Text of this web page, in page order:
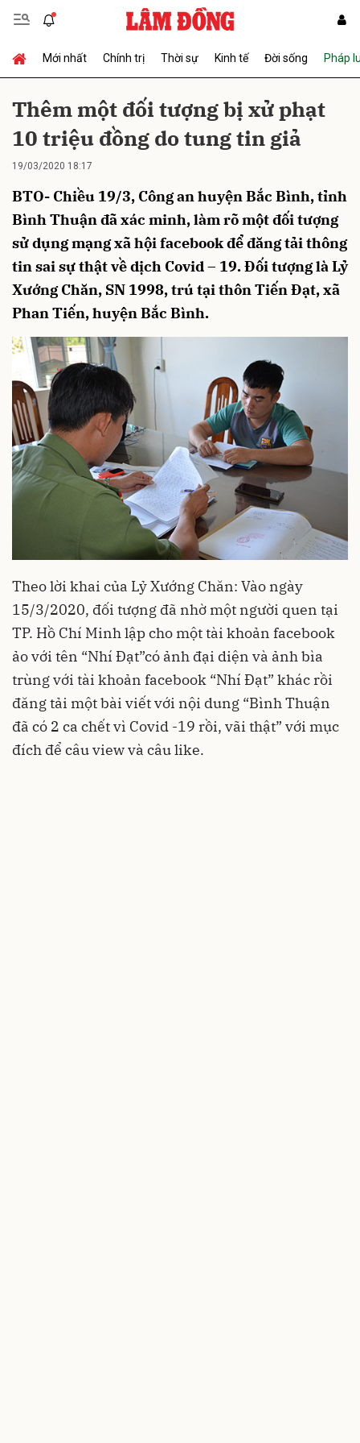
Mới nhất Chính trị Thời sự Kinh tế Đời sống Pháp
Thêm một đối tượng bị xử phạt
10 triệu đồng do tung tin giả
19/03/2020 18:17
BTO- Chiều 19/3, Công an huyện Bắc Bình, tỉnh
Bình Thuận đã xác minh, làm rõ một đối tượng
sử dụng mạng xã hội facebook để đăng tải thông
tin sai sự thật về dịch Covid – 19. Đối tượng là Lỷ
Xướng Chăn, SN 1998, trú tại thôn Tiến Đạt, xã
Phan Tiến, huyện Bắc Bình.
Theo lời khai của Lỷ Xướng Chăn: Vào ngày
15/3/2020, đối tượng đã nhờ một người quen tại
TP. Hồ Chí Minh lập cho một tài khoản facebook
ảo với tên “Nhí Đạt”có ảnh đại diện và ảnh bìa
trùng với tài khoản facebook “Nhí Đạt” khác rồi
đăng tải một bài viết với nội dung “Bình Thuận
đã có 2 ca chết vì Covid -19 rồi, vãi thật” với mục
đích để câu view và câu like.
Gửi bình luận
Hủy Gửi